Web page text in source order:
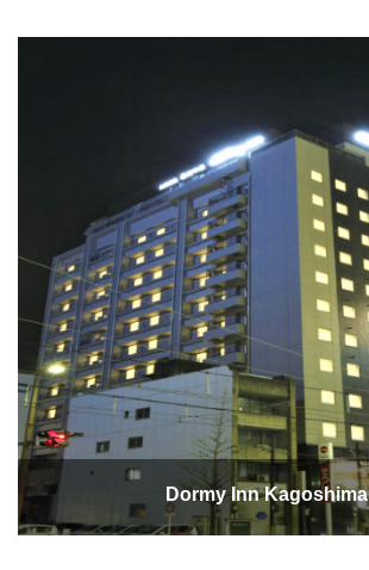
Dormy Inn Kagoshima